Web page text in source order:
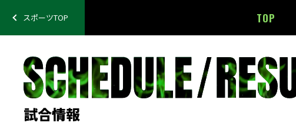
スポーツTOP TOP
試合情報